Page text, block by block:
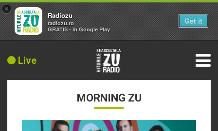
Live
MORNING ZU
×
Radiozu
radiozu.ro
GRATIS - In Google Play
Get it